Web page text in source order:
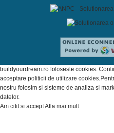
buildyourdream.ro foloseste cookies.
acceptare politicii de utilizare cookies
nostru folosim si sisteme de analiza si
datelor.
Am citit si acceptAfla mai mult